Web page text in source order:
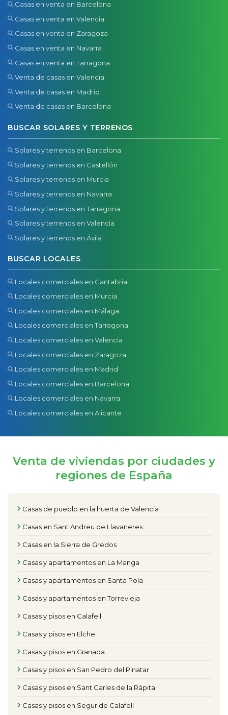
Casas en venta en Barcelona
Casas en venta en Valencia
Casas en venta en Zaragoza
Casas en venta en Navarra
Casas en venta en Tarragona
Venta de casas en Valencia
Venta de casas en Madrid
Venta de casas en Barcelona
BUSCAR SOLARES Y TERRENOS
Solares y terrenos en Barcelona
Solares y terrenos en Castellón
Solares y terrenos en Murcia
Solares y terrenos en Navarra
Solares y terrenos en Tarragona
Solares y terrenos en Valencia
Solares y terrenos en Ávila
BUSCAR LOCALES
Locales comerciales en Cantabria
Locales comerciales en Murcia
Locales comerciales en Málaga
Locales comerciales en Tarragona
Locales comerciales en Valencia
Locales comerciales en Zaragoza
Locales comerciales en Madrid
Locales comerciales en Barcelona
Locales comerciales en Navarra
Locales comerciales en Alicante
Venta de viviendas por ciudades y
regiones de España
Casas de pueblo en la huerta de Valencia
Casas en Sant Andreu de Llavaneres
Casas en la Sierra de Gredos
Casas y apartamentos en La Manga
Casas y apartamentos en Santa Pola
Casas y apartamentos en Torrevieja
Casas y pisos en Calafell
Casas y pisos en Elche
Casas y pisos en Granada
Casas y pisos en San Pedro del Pinatar
Casas y pisos en Sant Carles de la Rápita
Casas y pisos en Segur de Calafell